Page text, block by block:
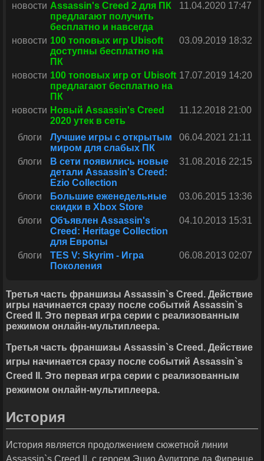
новости Assassin's Creed 2 для ПК
предлагают получить
бесплатно и навсегда
11.04.2020 17:47
новости 100 топовых игр Ubisoft
доступны бесплатно на
ПК
03.09.2019 18:32
новости 100 топовых игр от Ubisoft
предлагают бесплатно на
ПК
17.07.2019 14:20
новости Новый Assassin's Creed
2020 утек в сеть
11.12.2018 21:00
блоги
Лучшие игры с открытым
миром для слабых ПК
06.04.2021 21:11
блоги
В cети появились новые
детали Assassin's Creed:
Ezio Collection
31.08.2016 22:15
блоги
Большие еженедельные
скидки в Xbox Store
03.06.2015 13:36
блоги
Объявлен Assassin's
Creed: Heritage Collection
для Европы
04.10.2013 15:31
блоги
TES V: Skyrim - Игра
Поколения
06.08.2013 02:07
Третья часть франшизы Assassin`s Creed. Действие
игры начинается сразу после событий Assassin`s
Creed II. Это первая игра серии с реализованным
режимом онлайн-мультиплеера.
Третья часть франшизы Assassin`s Creed. Действие
игры начинается сразу после событий Assassin`s
Creed II . Это первая игра серии с реализованным
режимом онлайн-мультиплеера.
История
История является продолжением сюжетной линии